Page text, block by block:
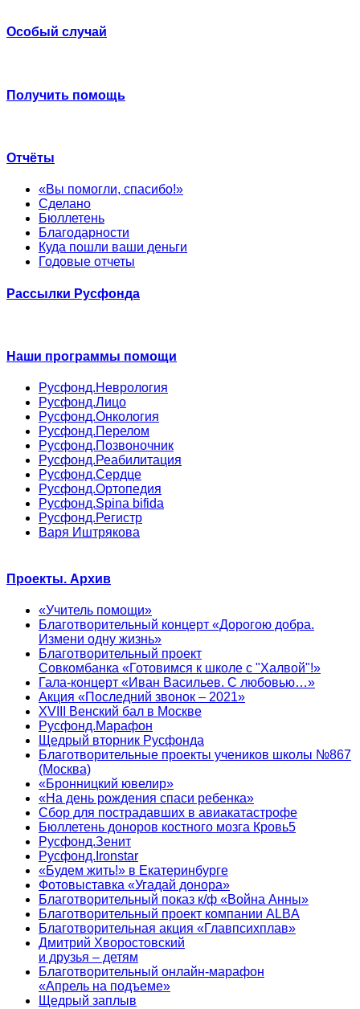
Особый случай
Получить помощь
Отчёты
«Вы помогли, спасибо!»
Сделано
Бюллетень
Благодарности
Куда пошли ваши деньги
Годовые отчеты
Рассылки Русфонда
Наши программы помощи
Русфонд.Неврология
Русфонд.Лицо
Русфонд.Онкология
Русфонд.Перелом
Русфонд.Позвоночник
Русфонд.Реабилитация
Русфонд.Сердце
Русфонд.Ортопедия
Русфонд.Spina bifida
Русфонд.Регистр
Варя Иштрякова
Проекты. Архив
«Учитель помощи»
Благотворительный концерт «Дорогою добра.
Измени одну жизнь»
Благотворительный проект
Совкомбанка «Готовимся к школе с "Халвой"!»
Гала-концерт «Иван Васильев. С любовью…»
Акция «Последний звонок – 2021»
XVIII Венский бал в Москве
Русфонд.Марафон
Щедрый вторник Русфонда
Благотворительные проекты учеников школы №867
(Москва)
«Бронницкий ювелир»
«На день рождения спаси ребенка»
Сбор для пострадавших в авиакатастрофе
Бюллетень доноров костного мозга Кровь5
Русфонд.Зенит
Русфонд.Ironstar
«Будем жить!» в Екатеринбурге
Фотовыставка «Угадай донора»
Благотворительный показ к/ф «Война Анны»
Благотворительный проект компании ALBA
Благотворительная акция «Главпсихплав»
Дмитрий Хворостовский
и друзья – детям
Благотворительный онлайн‑марафон
«Апрель на подъеме»
Щедрый заплыв